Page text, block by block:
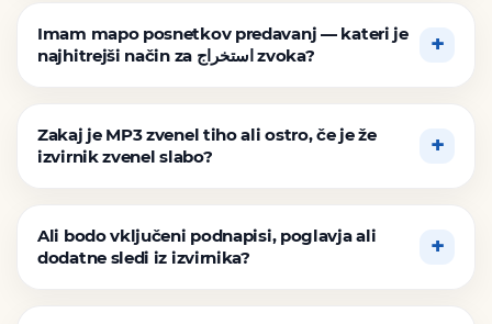
Imam mapo posnetkov predavanj — kateri je
najhitrejši način za استخراج zvoka?
Zakaj je MP3 zvenel tiho ali ostro, če je že
izvirnik zvenel slabo?
Ali bodo vključeni podnapisi, poglavja ali
dodatne sledi iz izvirnika?